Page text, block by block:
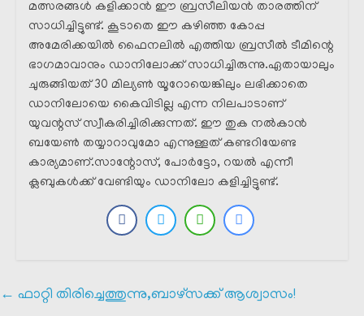
മത്സരങ്ങൾ കളിക്കാൻ ഈ ബ്രസീലിയൻ താരത്തിന്
സാധിച്ചിട്ടുണ്ട്. കൂടാതെ ഈ കഴിഞ്ഞ കോപ്പ
അമേരിക്കയിൽ ഫൈനലിൽ എത്തിയ ബ്രസീൽ ടീമിന്റെ
ഭാഗമാവാനും ഡാനിലോക്ക്‌ സാധിച്ചിരുന്നു.ഏതായാലും
ചുരുങ്ങിയത് 30 മില്യൺ യൂറോയെങ്കിലും ലഭിക്കാതെ
ഡാനിലോയെ കൈവിടില്ല എന്ന നിലപാടാണ്
യുവന്റസ് സ്വീകരിച്ചിരിക്കുന്നത്. ഈ തുക നൽകാൻ
ബയേൺ തയ്യാറാവുമോ എന്നുള്ളത് കണ്ടറിയേണ്ട
കാര്യമാണ്.സാന്റോസ്, പോർട്ടോ, റയൽ എന്നീ
ക്ലബുകൾക്ക്‌ വേണ്ടിയും ഡാനിലോ കളിച്ചിട്ടുണ്ട്.
← ഫാറ്റി തിരിച്ചെത്തുന്നു,ബാഴ്‌സക്ക്‌ ആശ്വാസം!